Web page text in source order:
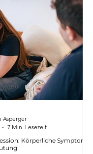
Körperliche Symptome
Asperger
7 Min. Lesezeit